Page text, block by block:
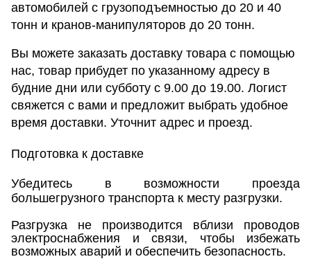
автомобилей с грузоподъемностью до 20 и 40
тонн и кранов-манипуляторов до 20 тонн.
Вы можете заказать доставку товара с помощью
нас, товар прибудет по указанному адресу в
будние дни или субботу с 9.00 до 19.00. Логист
свяжется с вами и предложит выбрать удобное
время доставки. Уточнит адрес и проезд.
Подготовка к доставке
Убедитесь в возможности проезда
большегрузного транспорта к месту разгрузки.
Разгрузка не производится вблизи проводов
электроснабжения и связи, чтобы избежать
возможных аварий и обеспечить безопасность.